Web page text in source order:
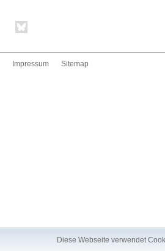
Diese Webseite verwendet
Impressum Sitemap